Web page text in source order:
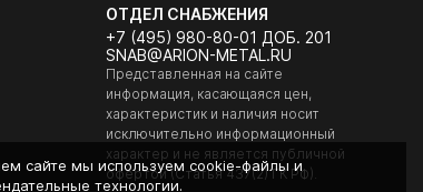
ОТДЕЛ СНАБЖЕНИЯ
+7 (495) 980-80-01 ДОБ. 201
SNAB@ARION-METAL.RU
Представленная на сайте
информация, касающаяся цен,
характеристик и наличия носит
исключительно информационный
характер и не является публичной
офертой (Статья 437(2) ГК РФ).
сайте мы используем cookie-файлы и
технологии.